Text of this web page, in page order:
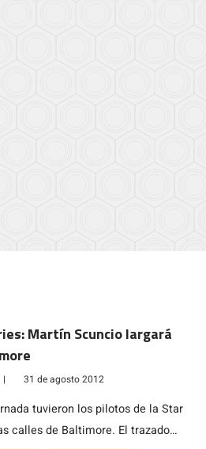
Martín Scuncio largará
| 31 de agosto 2012
tuvieron los pilotos de la Star
calles de Baltimore. El trazado